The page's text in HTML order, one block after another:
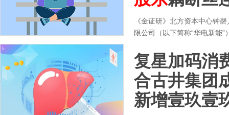
《金证研》北方资本中心钟
限公司（以下简称“华电新能
复星加码消
合古井集团
新增壹玖壹